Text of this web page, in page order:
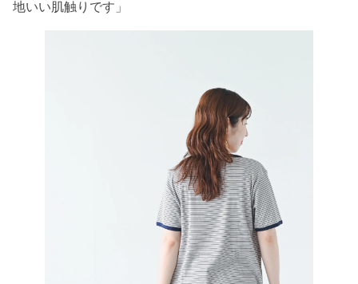
地いい肌触りです」